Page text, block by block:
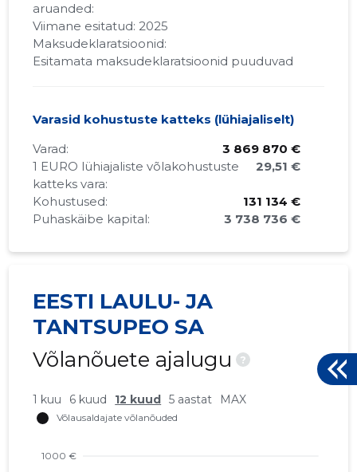
aruanded:
Viimane esitatud: 2025
Maksudeklaratsioonid:
Esitamata maksudeklaratsioonid puuduvad
Varasid kohustuste katteks (lühiajaliselt)
Varad:
3 869 870 €
1 EURO lühiajaliste võlakohustuste
katteks vara:
29,51 €
Kohustused:
131 134 €
Puhaskäibe kapital:
3 738 736 €
EESTI LAULU- JA
TANTSUPEO SA
Võlanõuete ajalugu
?
1 kuu 6 kuud 12 kuud 5 aastat MAX